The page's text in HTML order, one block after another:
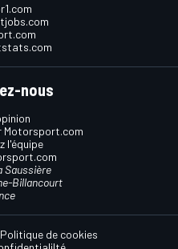
nous
Motorsport.com
l'équipe
Saussière
Billancourt
Politique de cookies